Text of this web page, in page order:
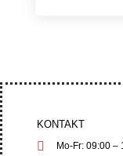
KONTAKT
Mo-Fr: 09:00 –